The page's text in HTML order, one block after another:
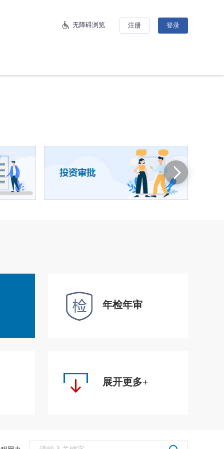
无障碍浏览 注册 登录
年检年审
展开更多+